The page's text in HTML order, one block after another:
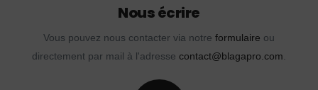
Nous écrire
Vous pouvez nous contacter via notre formulaire ou
directement par mail à l'adresse contact@blagapro.com.